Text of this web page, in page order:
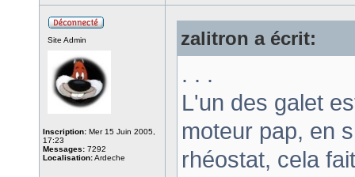
Site Admin
Inscription: Mer 15 Juin 2005,
17:23
Messages: 7292
Localisation:Ardeche
zalitron a écrit:
. . .
L'un des galet
moteur pap, en
rhéostat, cela